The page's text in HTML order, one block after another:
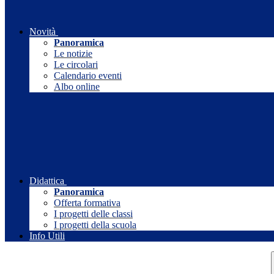
Novità
Panoramica
Le notizie
Le circolari
Calendario eventi
Albo online
Didattica
Panoramica
Offerta formativa
I progetti delle classi
I progetti della scuola
Info Utili